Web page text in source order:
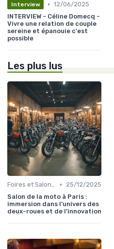
Interview • 12/06/2025
INTERVIEW - Céline Domecq -
Vivre une relation de couple
sereine et épanouie c'est
possible
Les plus lus
Foires et Salons Grand Public •
25/12/2025
Salon de la moto à Paris :
immersion dans l’univers des
deux-roues et de l’innovation